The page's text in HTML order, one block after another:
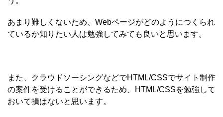
あまり難しくないため、Webページがどのようにつくられ
ているか知りたい人は勉強してみても良いと思います。
また、クラウドソーシングなどでHTML/CSSでサイト制作
の案件を受けることができるため、HTML/CSSを勉強して
おいて損はないと思います。